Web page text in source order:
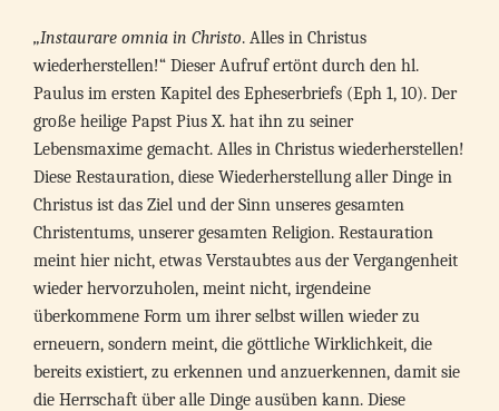
„Instaurare omnia in Christo. Alles in Christus
wiederherstellen!“ Dieser Aufruf ertönt durch den hl.
Paulus im ersten Kapitel des Epheserbriefs (Eph 1, 10). Der
große heilige Papst Pius X. hat ihn zu seiner
Lebensmaxime gemacht. Alles in Christus wiederherstellen!
Diese Restauration, diese Wiederherstellung aller Dinge in
Christus ist das Ziel und der Sinn unseres gesamten
Christentums, unserer gesamten Religion. Restauration
meint hier nicht, etwas Verstaubtes aus der Vergangenheit
wieder hervorzuholen, meint nicht, irgendeine
überkommene Form um ihrer selbst willen wieder zu
erneuern, sondern meint, die göttliche Wirklichkeit, die
bereits existiert, zu erkennen und anzuerkennen, damit sie
die Herrschaft über alle Dinge ausüben kann. Diese